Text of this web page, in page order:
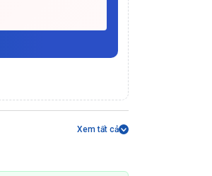
Xem tất cả